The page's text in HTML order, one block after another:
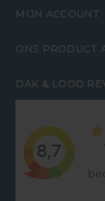
MIJN ACCOUNT
ONS PRODUCT
DAK & LOOD